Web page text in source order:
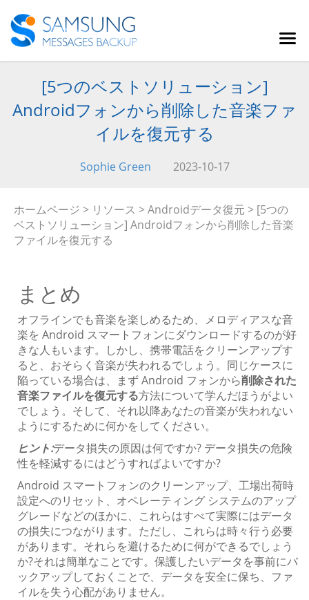
[5つのベストソリューション]
Androidフォンから削除した音楽ファ
イルを復元する
Sophie Green 2023-10-17
ホームページ > リソース >Androidデータ復元 > [5つの
ベストソリューション] Androidフォンから削除した音楽
ファイルを復元する
まとめ
オフラインでも音楽を楽しめるため、メロディアスな音
楽を Android スマートフォンにダウンロードするのが好
きな人もいます。しかし、携帯電話をクリーンアップす
ると、おそらく音楽が失われるでしょう。同じケースに
陥っている場合は、まず Android フォンから削除された
音楽ファイルを復元する方法について学んだほうがよい
でしょう。そして、それ以降あなたの音楽が失われない
ようにするために何かをしてください。
ヒント:データ損失の原因は何ですか? データ損失の危険
性を軽減するにはどうすればよいですか?
Android スマートフォンのクリーンアップ、工場出荷時
設定へのリセット、オペレーティング システムのアップ
グレードなどのほかに、これらはすべて実際にはデータ
の損失につながります。ただし、これらは時々行う必要
があります。それらを避けるために何ができるでしょう
か?それは簡単なことです。保護したいデータを事前にバ
ックアップしておくことで、データを安全に保ち、ファ
イルを失う心配がありません。